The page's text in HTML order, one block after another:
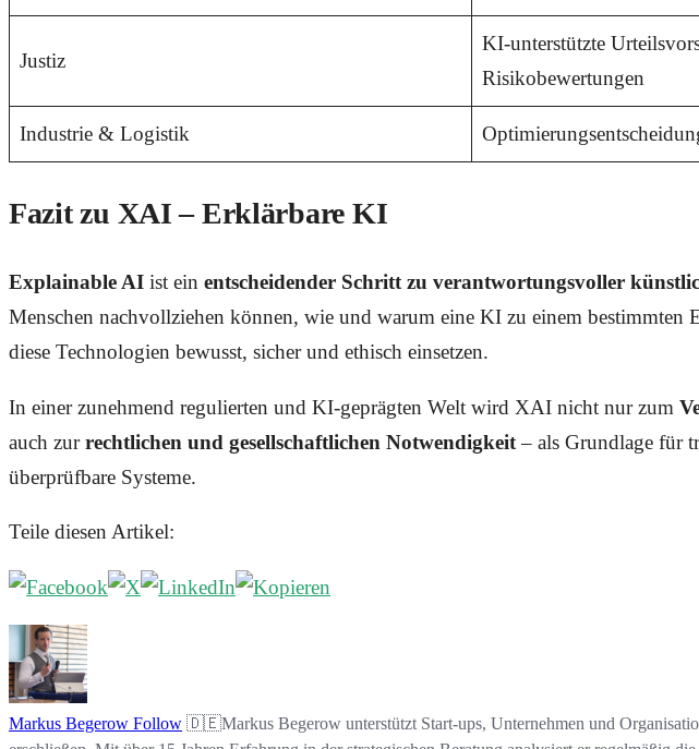
Justiz
KI-unterstützte
Risikobewertungen
Industrie & Logistik
Fazit zu XAI – Erklärbare KI
Explainable AI ist ein entscheidender Schritt zu verantwortungsvoller
Menschen nachvollziehen können, wie und warum eine KI zu einem bestimmten
diese Technologien bewusst, sicher und ethisch einsetzen.
In einer zunehmend regulierten und KI-geprägten Welt wird XAI nicht nur zum
auch zur rechtlichen und gesellschaftlichen Notwendigkeit – als Grundlage für
überprüfbare Systeme.
Teile diesen Artikel:
Markus Begerow Follow 🇩🇪Markus Begerow unterstützt Start-ups, Unternehmen und